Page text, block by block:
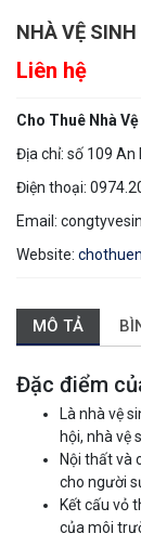
NHÀ VỆ SINH
Liên hệ
Cho Thuê Nhà
Địa chỉ: số 109 An
Điện thoại:
Email:
Website:
MÔ TẢ
Đặc điểm
Là nhà vệ
hội, nhà vệ
Nội thất và
cho người
Kết cấu vỏ
của môi